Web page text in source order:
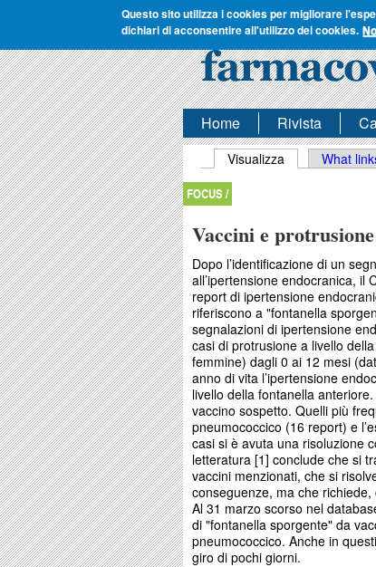
Questo sito utilizza i cookies per migliorare
dichiari di acconsentire all'utilizzo dei cookies.
Home
Rivista
Schede primarie
Visualizza (scheda attiva)
What
FOCUS /
Vaccini e
Dopo l’identificazione di un
all’ipertensione endocranica, il
report di ipertensione
riferiscono a "fontanella
segnalazioni di ipertensione
casi di protrusione a livello
femmine) dagli 0 ai 12 mesi
anno di vita l’ipertensione
livello della fontanella
vaccino sospetto. Quelli più
pneumococcico (16 report) e
casi si è avuta una risoluzione
letteratura [1] conclude che si
vaccini menzionati, che si
conseguenze, ma che
Al 31 marzo scorso nel
di "fontanella sporgente" da
pneumococcico. Anche in
giro di pochi giorni.